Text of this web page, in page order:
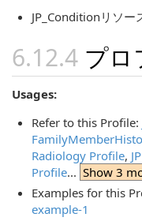
JP_Conditionリソ
プロ
Usages:
Refer to this Profile:
Radiology Profile,
Profile... Show 3
Examples for this
example-1